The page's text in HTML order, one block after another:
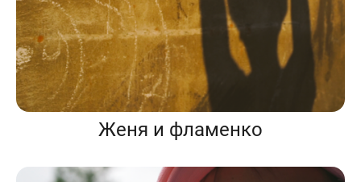
Женя и фламенко